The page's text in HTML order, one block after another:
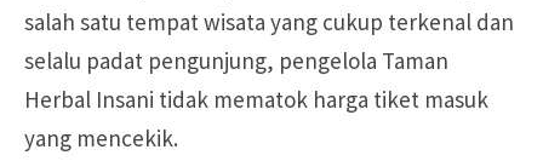
salah satu tempat wisata yang cukup terkenal dan
selalu padat pengunjung, pengelola Taman
Herbal Insani tidak mematok harga tiket masuk
yang mencekik.